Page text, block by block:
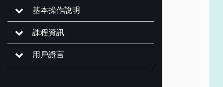
基本操作說明
課程資訊
用戶證言